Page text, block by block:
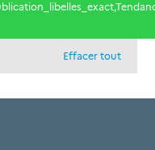
Effacer tout